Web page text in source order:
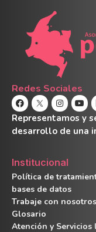
Redes Sociales
Representamos y
desarrollo de una
Institucional
Política de
bases de datos
Trabaje con nosotros
Glosario
Atención y Servicios